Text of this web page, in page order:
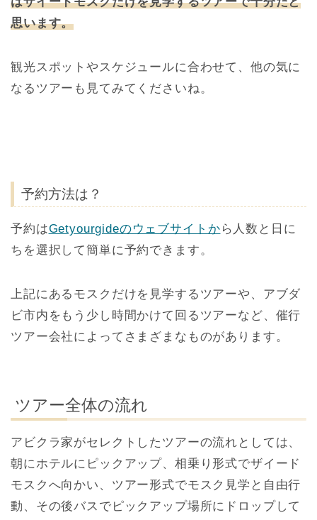
思います。
観光スポットやスケジュールに合わせて、他の気に
なるツアーも見てみてくださいね。
予約方法は？
予約はGetyourgideのウェブサイトか ら人数と日に
ちを選択して簡単に予約できます。
上記にあるモスクだけを見学するツアーや、アブダ
ビ市内をもう少し時間かけて回るツアーなど、催行
ツアー会社によってさまざまなものがあります。
ツアー全体の流れ
アビクラ家がセレクトしたツアーの流れとしては、
朝にホテルにピックアップ、相乗り形式でザイード
モスクへ向かい、ツアー形式でモスク見学と自由行
動、その後バスでピックアップ場所にドロップして